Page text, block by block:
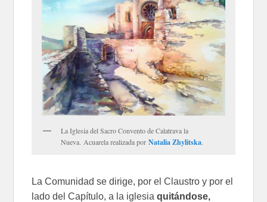
La Iglesia del Sacro Convento de Calatrava la
Nueva. Acuarela realizada porNatalia Zhylitska.
La Comunidad se dirige, por el Claustro y por el
lado del Capítulo, a la iglesiaquitándose,